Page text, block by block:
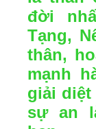
đời
Tạng,
thân,
mạnh
giải
sự an